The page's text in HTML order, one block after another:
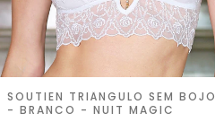
SOUTIEN TRIÂNGULO SEM BOJO
- BRANCO - NUIT MAGIC